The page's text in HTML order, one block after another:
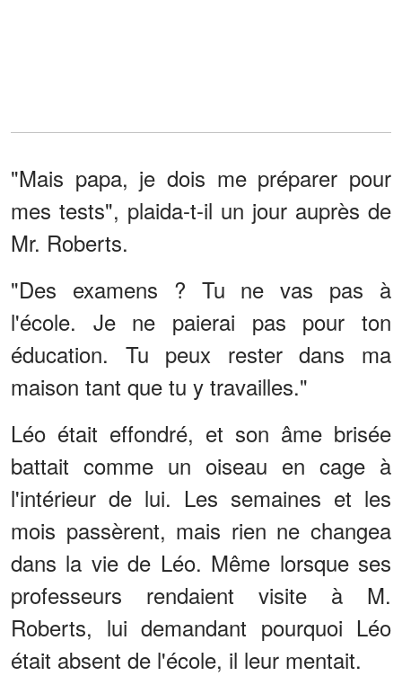
"Mais papa, je dois me préparer pour
mes tests", plaida-t-il un jour auprès de
Mr. Roberts.
"Des examens ? Tu ne vas pas à
l'école. Je ne paierai pas pour ton
éducation. Tu peux rester dans ma
maison tant que tu y travailles."
Léo était effondré, et son âme brisée
battait comme un oiseau en cage à
l'intérieur de lui. Les semaines et les
mois passèrent, mais rien ne changea
dans la vie de Léo. Même lorsque ses
professeurs rendaient visite à M.
Roberts, lui demandant pourquoi Léo
était absent de l'école, il leur mentait.